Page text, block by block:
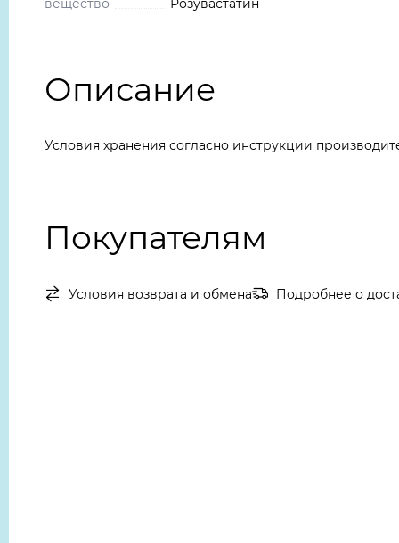
вещество
Розувастатин
Описание
Условия хранения согласно инструкции
Покупателям
Условия возврата и обмена Подробнее о